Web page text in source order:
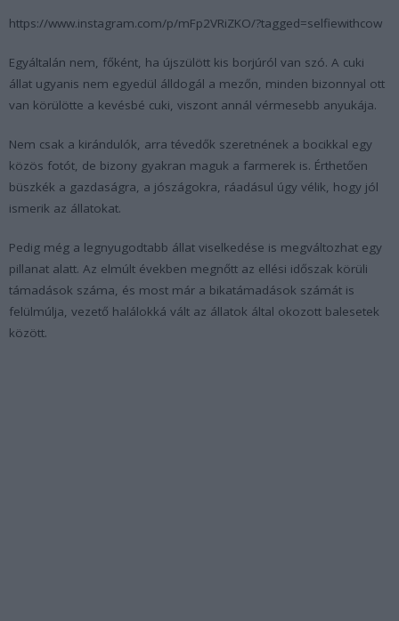
https://www.instagram.com/p/mFp2VRiZKO/?tagged=selfiewithcow
Egyáltalán nem, főként, ha újszülött kis borjúról van szó. A cuki
állat ugyanis nem egyedül álldogál a mezőn, minden bizonnyal ott
van körülötte a kevésbé cuki, viszont annál vérmesebb anyukája.
Nem csak a kirándulók, arra tévedők szeretnének a bocikkal egy
közös fotót, de bizony gyakran maguk a farmerek is. Érthetően
büszkék a gazdaságra, a jószágokra, ráadásul úgy vélik, hogy jól
ismerik az állatokat.
Pedig még a legnyugodtabb állat viselkedése is megváltozhat egy
pillanat alatt. Az elmúlt években megnőtt az ellési időszak körüli
támadások száma, és most már a bikatámadások számát is
felülmúlja, vezető halálokká vált az állatok által okozott balesetek
között.